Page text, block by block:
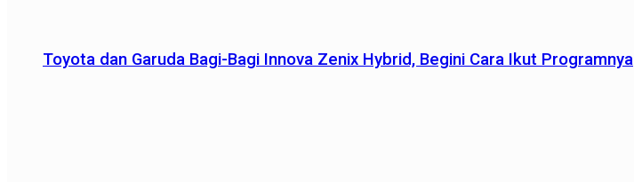
Toyota dan Garuda Bagi-Bagi Innova Zenix Hybrid, Begini Cara Ikut Programnya